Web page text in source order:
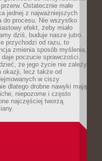
Ostatecznie małe
jednej z najważniejszych
do procesu. Nie wszystko
efekt, żeby miało
dziś, buduje nasze jutro.
przychodzi od razu, to
zmienia sposób myślenia,
poczucie sprawczości.
że jego życie nie zależy
okazji, lecz także od
w ciszy
dlatego drobne nawyki mają
niepozorne i często
najczęściej tworzą